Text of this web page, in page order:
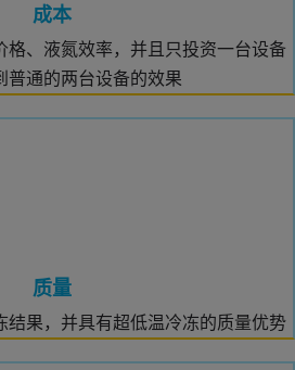
成本
格、液氮效率，并且只投资一台设备
普通的两台设备的效果
质量
结果，并具有超低温冷冻的质量优势